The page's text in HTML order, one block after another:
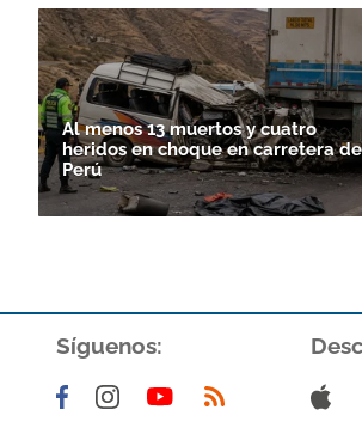
Al menos 13 muertos y cuatro
heridos en choque en carretera de
Perú
Síguenos: